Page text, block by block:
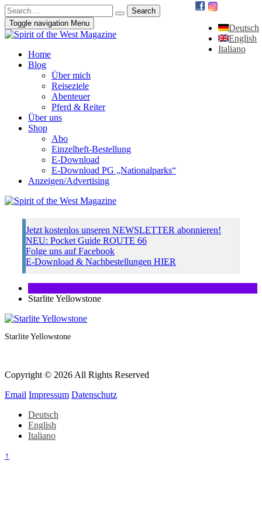
Deutsch
English
Italiano
Toggle navigation Menu
Home
Blog
Über mich
Reiseziele
Abenteuer
Pferd & Reiter
Über uns
Shop
Abo
Einzelheft-Bestellung
E-Download
E-Download PG „Nationalparks“
Anzeigen/Advertising
Jetzt kostenlos unseren NEWSLETTER abonnieren!
NEU: Pocket Guide ROUTE 66
Folge uns auf Facebook
E-Download & Nachbestellungen HIER
Starlite Yellowstone
Starlite Yellowstone
Copyright © 2026 All Rights Reserved
Email Impressum Datenschutz
Deutsch
English
Italiano
↑